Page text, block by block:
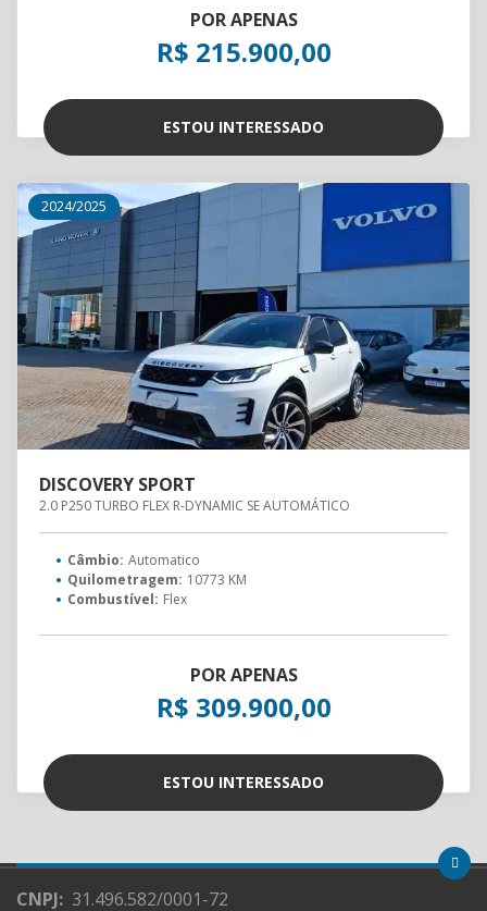
POR APENAS
R$ 215.900,00
ESTOU INTERESSADO
2024/2025
DISCOVERY SPORT
2.0 P250 TURBO FLEX R-DYNAMIC SE AUTOMÁTICO
Câmbio: Automatico
Quilometragem: 10773 KM
Combustível: Flex
POR APENAS
R$ 309.900,00
ESTOU INTERESSADO
CNPJ: 31.496.582/0001-72